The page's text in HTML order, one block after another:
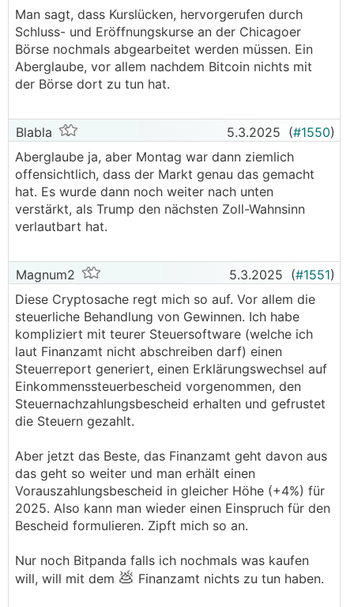
Man sagt, dass Kurslücken, hervorgerufen durch
Schluss- und Eröffnungskurse an der Chicagoer
Börse nochmals abgearbeitet werden müssen. Ein
Aberglaube, vor allem nachdem Bitcoin nichts mit
der Börse dort zu tun hat.
Blabla 5.3.2025 (#1550)
Aberglaube ja, aber Montag war dann ziemlich
offensichtlich, dass der Markt genau das gemacht
hat. Es wurde dann noch weiter nach unten
verstärkt, als Trump den nächsten Zoll-Wahnsinn
verlautbart hat.
Magnum2 5.3.2025 (#1551)
Diese Cryptosache regt mich so auf. Vor allem die
steuerliche Behandlung von Gewinnen. Ich habe
kompliziert mit teurer Steuersoftware (welche ich
laut Finanzamt nicht abschreiben darf) einen
Steuerreport generiert, einen Erklärungswechsel auf
Einkommenssteuerbescheid vorgenommen, den
Steuernachzahlungsbescheid erhalten und gefrustet
die Steuern gezahlt.
Aber jetzt das Beste, das Finanzamt geht davon aus
das geht so weiter und man erhält einen
Vorauszahlungsbescheid in gleicher Höhe (+4%) für
2025. Also kann man wieder einen Einspruch für den
Bescheid formulieren. Zipft mich so an.
Nur noch Bitpanda falls ich nochmals was kaufen
will, will mit dem 💩 Finanzamt nichts zu tun haben.